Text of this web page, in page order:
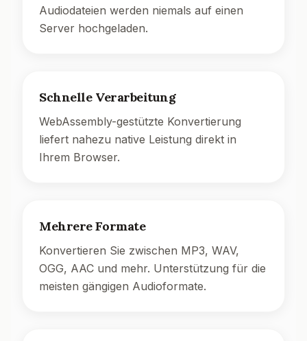
Audiodateien werden niemals auf einen
Server hochgeladen.
Schnelle Verarbeitung
WebAssembly-gestützte Konvertierung
liefert nahezu native Leistung direkt in
Ihrem Browser.
Mehrere Formate
Konvertieren Sie zwischen MP3, WAV,
OGG, AAC und mehr. Unterstützung für die
meisten gängigen Audioformate.